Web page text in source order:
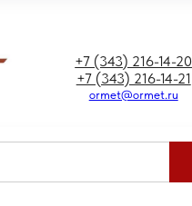
+7 (343) 216-14-20
+7 (343) 216-14-21
ormet@ormet.ru